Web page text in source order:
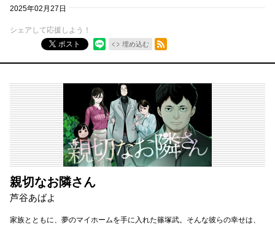
2025年02月27日
シェアして応援しよう！
ポスト
埋め込む
RSSフィード
親切なお隣さん
芦谷あばよ
家族とともに、夢のマイホームを手に入れた篠塚武。そんな彼らの幸せは、